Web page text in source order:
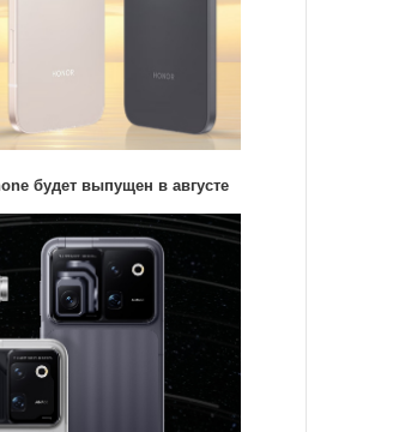
будет выпущен в августе